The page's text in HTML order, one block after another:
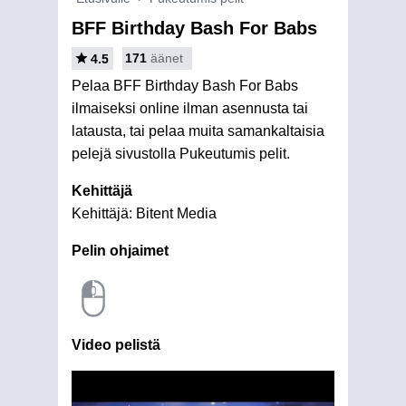
BFF Birthday Bash For Babs
4.5 171 äänet
Pelaa BFF Birthday Bash For Babs
ilmaiseksi online ilman asennusta tai
latausta, tai pelaa muita samankaltaisia
pelejä sivustolla Pukeutumis pelit.
Kehittäjä
Kehittäjä: Bitent Media
Pelin ohjaimet
Video pelistä